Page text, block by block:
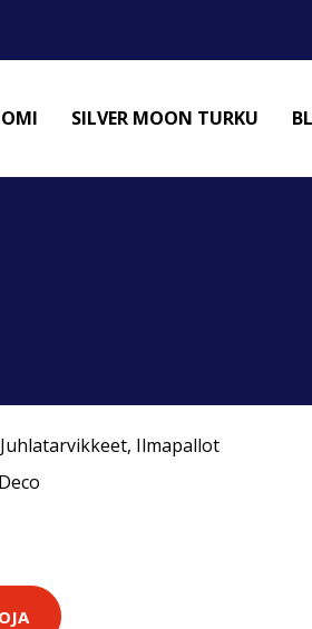
SILVER MOON TURKU
Juhlatarvikkeet, Ilmapallot